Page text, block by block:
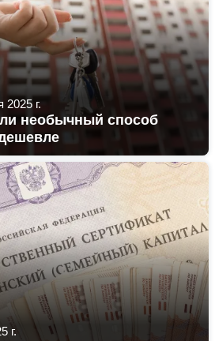
2025 г.
необычный способ
г.